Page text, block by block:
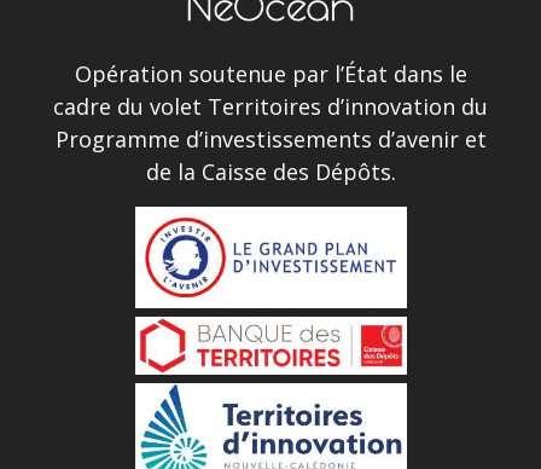
Opération soutenue par l’État dans le
cadre du volet Territoires d’innovation du
Programme d’investissements d’avenir et
de la Caisse des Dépôts.